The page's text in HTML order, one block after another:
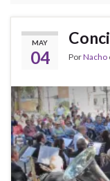
MAY
04 PorNacho